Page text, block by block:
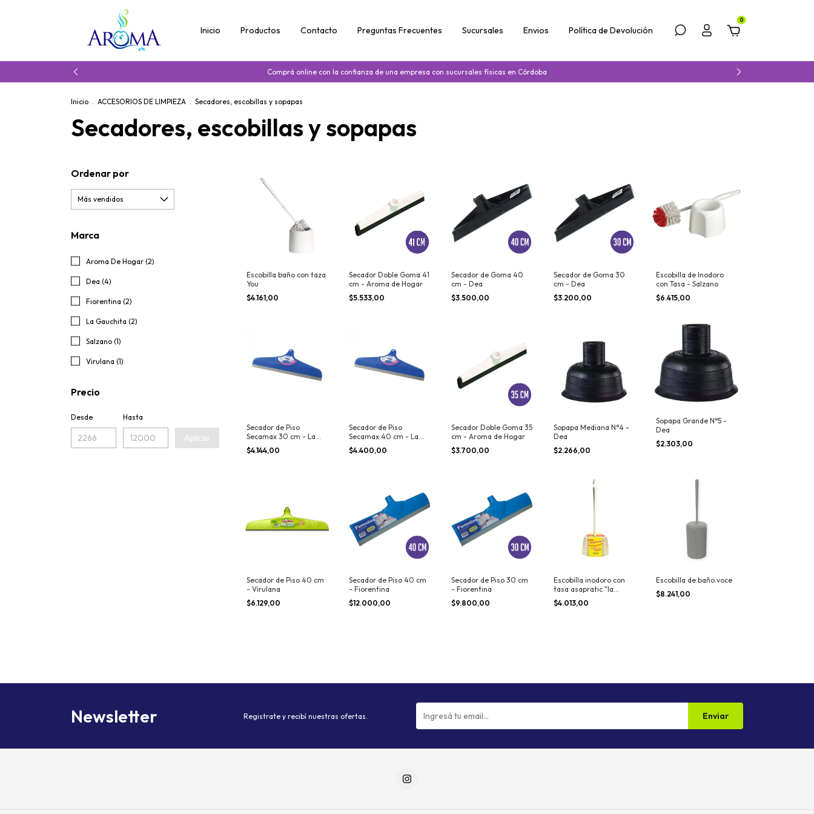
Inicio Productos Contacto Preguntas Frecuentes Sucursales Envios Política de Devolución
0
Comprá online con la confianza de una empresa con sucursales físicas en Córdoba
Inicio . ACCESORIOS DE LIMPIEZA . Secadores, escobillas y sopapas
Secadores, escobillas y sopapas
Ordenar por
Marca
Aroma De Hogar (2)
Dea (4)
Fiorentina (2)
La Gauchita (2)
Salzano (1)
Virulana (1)
Precio
Desde Hasta
Aplicar
Escobilla baño con taza
You
$4.161,00
Secador Doble Goma 41
cm - Aroma de Hogar
$5.533,00
Secador de Goma 40
cm - Dea
$3.500,00
Secador de Goma 30
cm - Dea
$3.200,00
Escobilla de Inodoro
con Tasa - Salzano
$6.415,00
Secador de Piso
Secamax 30 cm - La
Gauchita
$4.144,00
Secador de Piso
Secamax 40 cm - La
Gauchita
$4.400,00
Secador Doble Goma 35
cm - Aroma de Hogar
$3.700,00
Sopapa Mediana N°4 -
Dea
$2.266,00
Sopapa Grande N°5 -
Dea
$2.303,00
Secador de Piso 40 cm
- Virulana
$6.129,00
Secador de Piso 40 cm
- Fiorentina
$12.000,00
Secador de Piso 30 cm
- Fiorentina
$9.800,00
Escobilla inodoro con
tasa asapratic "la
gauchita"
$4.013,00
Escobilla de baño voce
$8.241,00
Newsletter Registrate y recibí nuestras ofertas.